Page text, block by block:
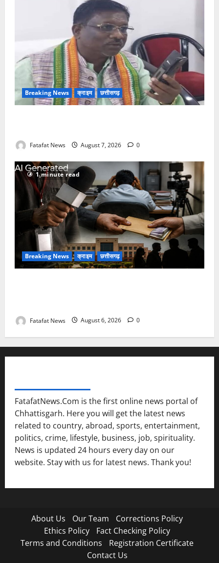
Breaking News क्राइम छत्तीसगढ़
Fatafat News August 7, 2026 0
1 minute read
Breaking News क्राइम छत्तीसगढ़
Fatafat News August 6, 2026 0
FatafatNews.Com is the first online news portal of
Chhattisgarh. Here you will get the latest news
related to country, abroad, sports, entertainment,
politics, crime, lifestyle, business, job, spirituality.
News is updated 24 hours every day on our
website. Stay with us for latest news. Thank you!
About Us Our Team
Corrections Policy
Ethics Policy
Fact Checking Policy
Terms and Conditions
Registration Certificate
Contact Us